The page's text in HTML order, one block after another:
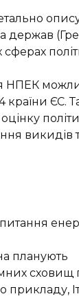
держав
НПЕК
країни ЄС.
викидів
планують
сховищ